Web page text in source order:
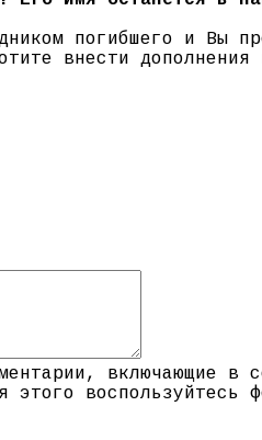
погибшего и Вы
внести
включающие в
этого воспользуйтесь